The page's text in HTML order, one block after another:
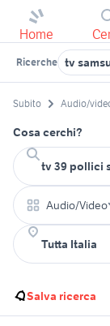
Home
Ricerche tv
Subito Audio/
Cosa cerchi?
Audio/Video
Salva ricerca